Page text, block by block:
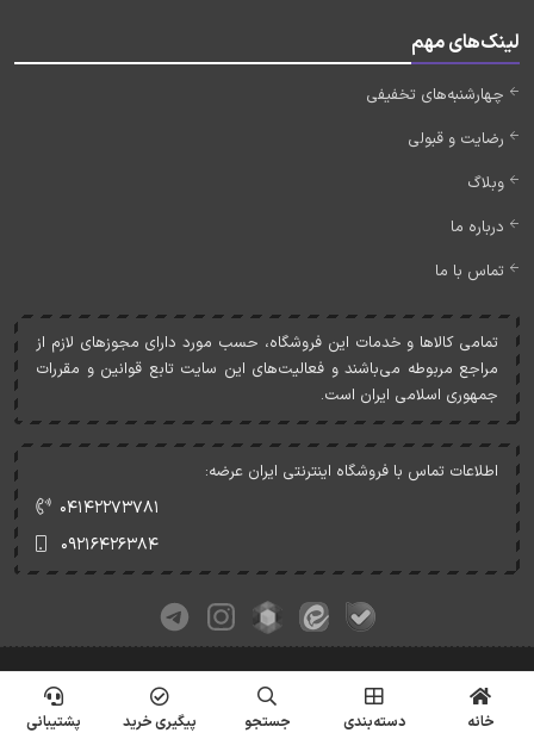
لینک‌های مهم
چهارشنبه‌های تخفیفی
رضایت و قبولی
وبلاگ
درباره ما
تماس با ما
تمامی کالاها و خدمات اين فروشگاه، حسب مورد دارای مجوزهای لازم از
مراجع مربوطه می‌باشند و فعاليت‌های اين سايت تابع قوانين و مقررات
جمهوری اسلامی ايران است.
اطلاعات تماس با فروشگاه اینترنتی ایران عرضه:
۰۴۱۴۲۲۷۳۷۸۱
۰۹۲۱۶۴۲۶۳۸۴
خانه دسته‌بندی جستجو پیگیری خرید پشتیبانی